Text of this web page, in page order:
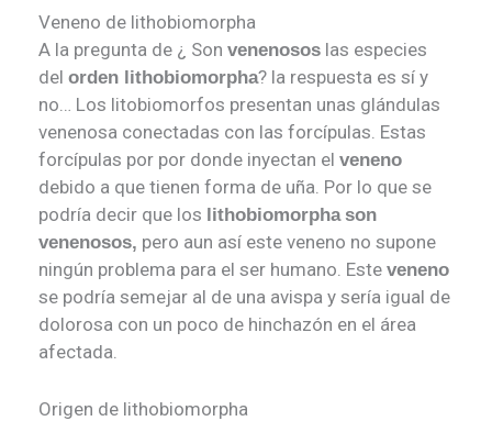
Veneno de lithobiomorpha
A la pregunta de ¿ Son venenosos las especies
del orden lithobiomorpha? la respuesta es sí y
no… Los litobiomorfos presentan unas glándulas
venenosa conectadas con las forcípulas. Estas
forcípulas por por donde inyectan el veneno
debido a que tienen forma de uña. Por lo que se
podría decir que los lithobiomorpha son
venenosos, pero aun así este veneno no supone
ningún problema para el ser humano. Este veneno
se podría semejar al de una avispa y sería igual de
dolorosa con un poco de hinchazón en el área
afectada.
Origen de lithobiomorpha